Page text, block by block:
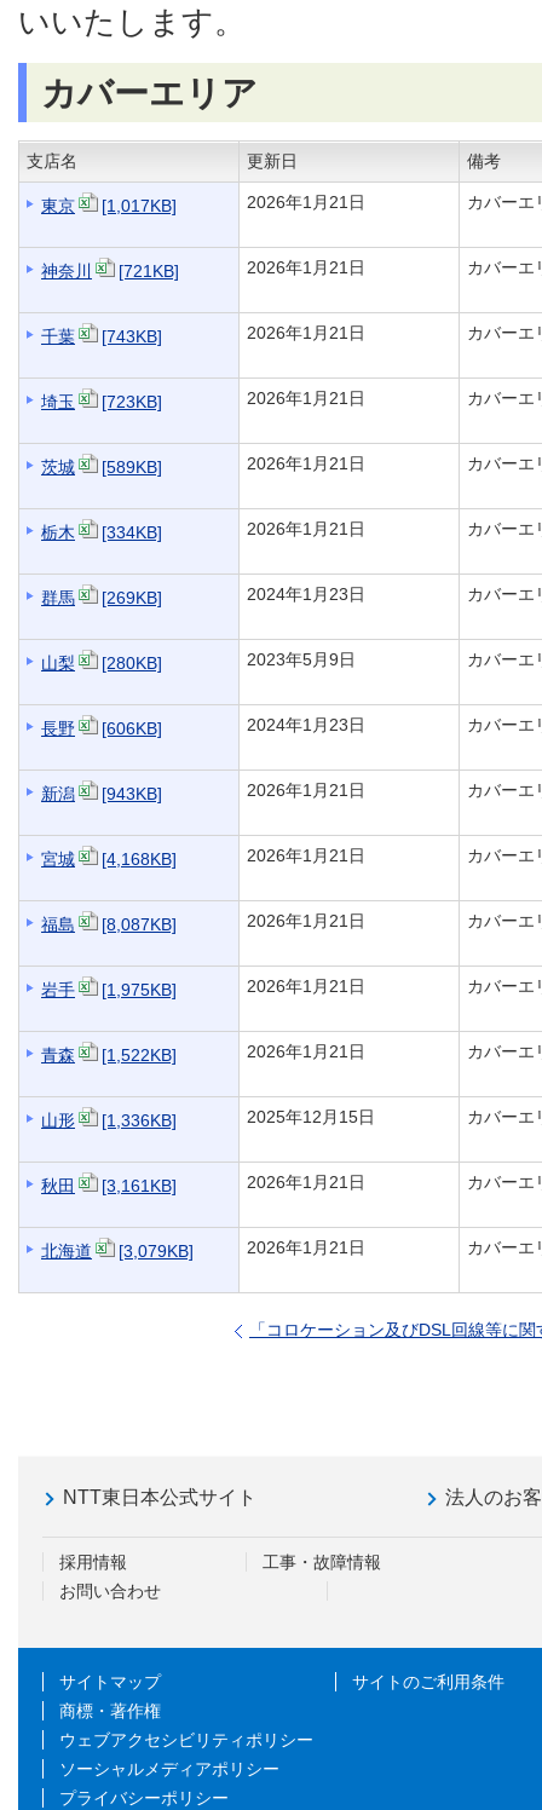
いいたします。
カバーエリア
支店名 更新日 備考
東京 [1,017KB] 2026年1月21日 カバーエ
神奈川 [721KB] 2026年1月21日 カバーエ
千葉 [743KB] 2026年1月21日 カバーエ
埼玉 [723KB] 2026年1月21日 カバーエ
茨城 [589KB] 2026年1月21日 カバーエ
栃木 [334KB] 2026年1月21日 カバーエ
群馬 [269KB] 2024年1月23日 カバーエ
山梨 [280KB] 2023年5月9日 カバーエ
長野 [606KB] 2024年1月23日 カバーエ
新潟 [943KB] 2026年1月21日 カバーエ
宮城 [4,168KB] 2026年1月21日 カバーエ
福島 [8,087KB] 2026年1月21日 カバーエ
岩手 [1,975KB] 2026年1月21日 カバーエ
青森 [1,522KB] 2026年1月21日 カバーエ
山形 [1,336KB] 2025年12月15日 カバーエ
秋田 [3,161KB] 2026年1月21日 カバーエ
北海道 [3,079KB] 2026年1月21日 カバーエ
「コロケーション及びDSL回線等に
NTT東日本公式サイト 法人のお
採用情報
工事・故障情報
お問い合わせ
サイトマップ
サイトのご利用条件
商標・著作権
ウェブアクセシビリティポリシー
ソーシャルメディアポリシー
プライバシーポリシー